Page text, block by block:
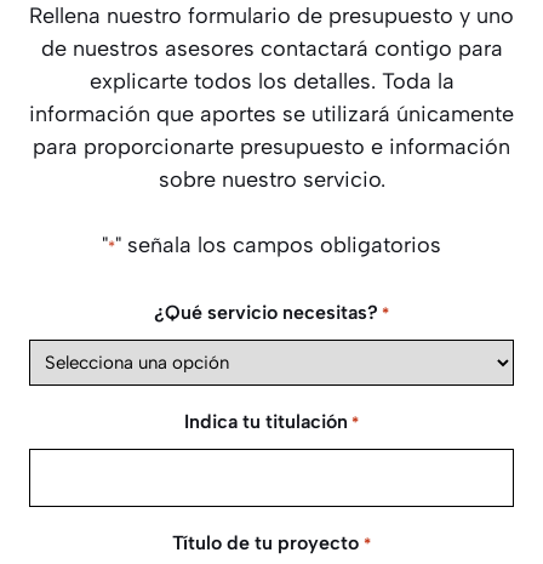
Rellena nuestro formulario de presupuesto y uno
de nuestros asesores contactará contigo para
explicarte todos los detalles. Toda la
información que aportes se utilizará únicamente
para proporcionarte presupuesto e información
sobre nuestro servicio.
"*" señala los campos obligatorios
¿Qué servicio necesitas? *
Indica tu titulación *
Título de tu proyecto *